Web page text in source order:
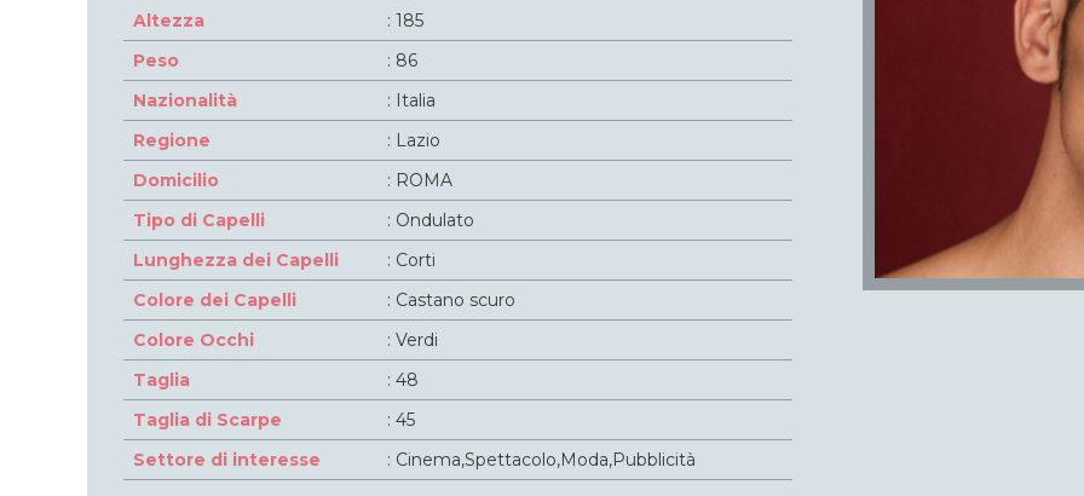
Altezza
: 185
Peso
: 86
Nazionalità
: Italia
Regione
: Lazio
Domicilio
: ROMA
Tipo di Capelli
: Ondulato
Lunghezza dei Capelli
: Corti
Colore dei Capelli
: Castano scuro
Colore Occhi
: Verdi
Taglia
: 48
Taglia di Scarpe
: 45
Settore di interesse
: Cinema,Spettacolo,Moda,Pubblicità